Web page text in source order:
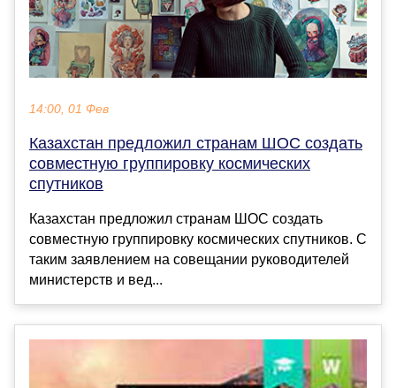
14:00, 01 Фев
Казахстан предложил странам ШОС создать
совместную группировку космических
спутников
Казахстан предложил странам ШОС создать
совместную группировку космических спутников. С
таким заявлением на совещании руководителей
министерств и вед...